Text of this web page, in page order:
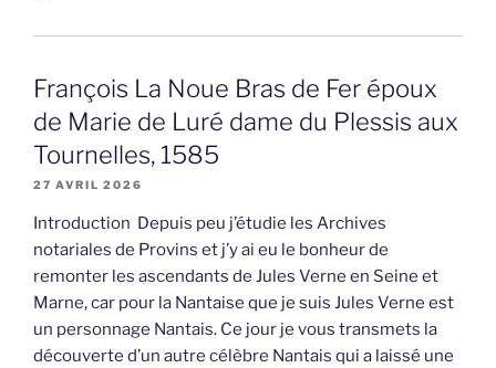
François La Noue Bras de Fer époux
de Marie de Luré dame du Plessis aux
Tournelles, 1585
27 AVRIL 2026
Introduction Depuis peu j’étudie les Archives
notariales de Provins et j’y ai eu le bonheur de
remonter les ascendants de Jules Verne en Seine et
Marne, car pour la Nantaise que je suis Jules Verne est
un personnage Nantais. Ce jour je vous transmets la
découverte d’un autre célèbre Nantais qui a laissé une